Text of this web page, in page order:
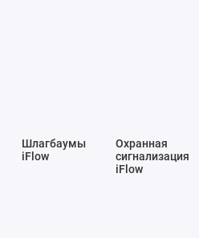
Шлагбаумы
iFlow
Охранная
сигнализация
iFlow